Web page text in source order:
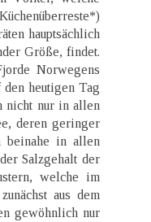
hauptsächlich
Größe, findet.
Norwegens
heutigen Tag
nicht nur in allen
deren geringer
beinahe in allen
Salzgehalt der
welche im
aus dem
gewöhnlich nur